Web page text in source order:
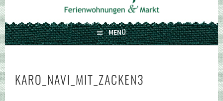
MENÜ
KARO_NAVI_MIT_ZACKEN3